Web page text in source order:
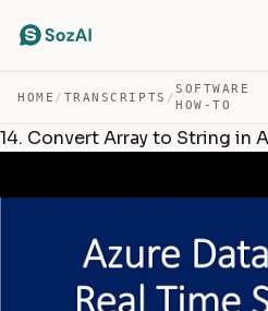
HOME / TRANSCRIPTS /
SOFTWARE
HOW-TO
14. Convert Array to String in